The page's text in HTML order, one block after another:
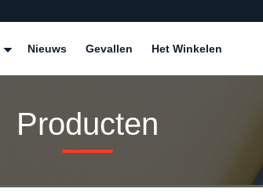
Nieuws Gevallen Het Winkelen
Producten